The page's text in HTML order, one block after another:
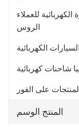
للعملاء
الروس
الكهربائية
كهربائية
على الفور
المنتج الوسم